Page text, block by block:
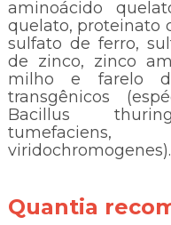
aminoácido
quelato, proteinato
sulfato de ferro,
de zinco, zinco
milho e farelo
transgênicos
Bacillus
viridochromogenes).
Quantia